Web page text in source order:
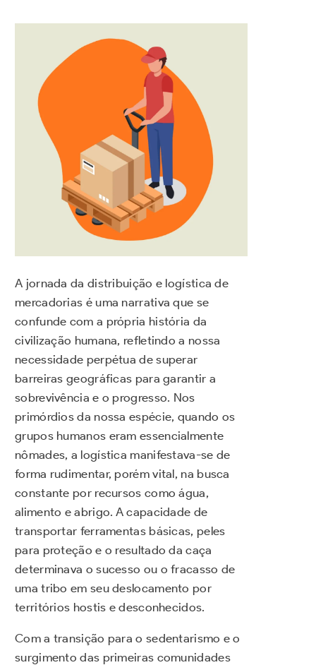
A jornada da distribuição e logística de
mercadorias é uma narrativa que se
confunde com a própria história da
civilização humana, refletindo a nossa
necessidade perpétua de superar
barreiras geográficas para garantir a
sobrevivência e o progresso. Nos
primórdios da nossa espécie, quando os
grupos humanos eram essencialmente
nômades, a logística manifestava-se de
forma rudimentar, porém vital, na busca
constante por recursos como água,
alimento e abrigo. A capacidade de
transportar ferramentas básicas, peles
para proteção e o resultado da caça
determinava o sucesso ou o fracasso de
uma tribo em seu deslocamento por
territórios hostis e desconhecidos.
Com a transição para o sedentarismo e o
surgimento das primeiras comunidades